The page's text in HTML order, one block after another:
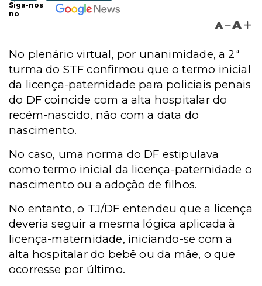
Siga-nos
no
A A
No plenário virtual, por unanimidade, a 2ª
turma do STF confirmou que o termo inicial
da licença-paternidade para policiais penais
do DF coincide com a alta hospitalar do
recém-nascido, não com a data do
nascimento.
No caso, uma norma do DF estipulava
como termo inicial da licença-paternidade o
nascimento ou a adoção de filhos.
No entanto, o TJ/DF entendeu que a licença
deveria seguir a mesma lógica aplicada à
licença-maternidade, iniciando-se com a
alta hospitalar do bebê ou da mãe, o que
ocorresse por último.